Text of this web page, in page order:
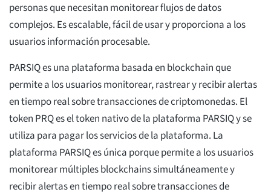
personas que necesitan monitorear flujos de datos
complejos. Es escalable, fácil de usar y proporciona a los
usuarios información procesable.
PARSIQ es una plataforma basada en blockchain que
permite a los usuarios monitorear, rastrear y recibir alertas
en tiempo real sobre transacciones de criptomonedas. El
token PRQ es el token nativo de la plataforma PARSIQ y se
utiliza para pagar los servicios de la plataforma. La
plataforma PARSIQ es única porque permite a los usuarios
monitorear múltiples blockchains simultáneamente y
recibir alertas en tiempo real sobre transacciones de